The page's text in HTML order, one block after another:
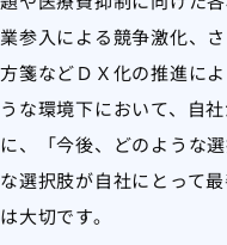
業参入による競争激化、
方箋などＤＸ化の推進に
うな環境下において、自
に、「今後、どのような
な選択肢が自社にとって
は大切です。